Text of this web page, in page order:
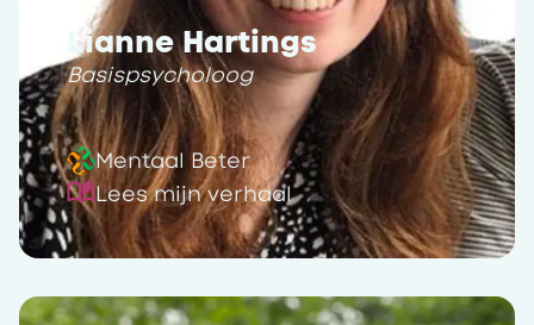
Lianne Hartings
Basispsycholoog
Mentaal Beter
Lees mijn verhaal